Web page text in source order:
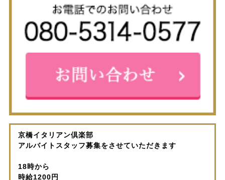
京橋イタリアン倶楽部
アルバイトスタッフ募集をさせていただきます
18時から
時給1200円